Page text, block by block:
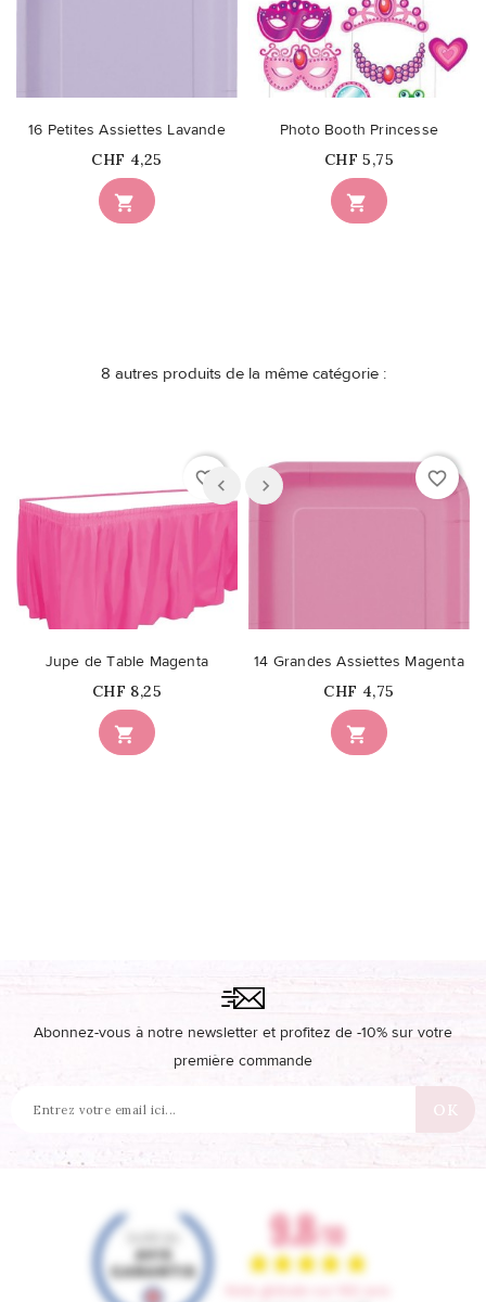

16 Petites Assiettes Lavande
Prix
CHF 4,25

Photo Booth Princesse
Prix
CHF 5,75
8 autres produits de la même catégorie :
favorite_border

Jupe de Table Magenta
Prix
CHF 8,25
favorite_border

14 Grandes Assiettes Magenta
Prix
CHF 4,75
Abonnez-vous à notre newsletter et profitez de -10% sur votre
première commande